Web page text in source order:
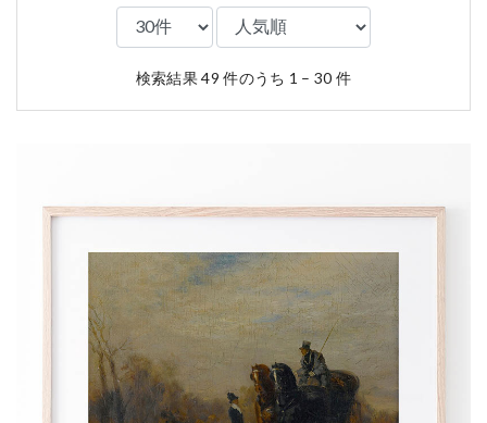
検索結果 49 件のうち 1 – 30 件